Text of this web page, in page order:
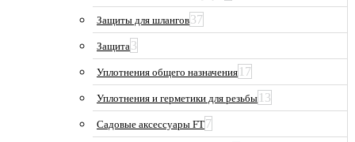
Защиты для шлангов37
Защита3
Уплотнения общего назначения 17
Уплотнения и герметики для резьбы 13
Садовые аксессуары FT7